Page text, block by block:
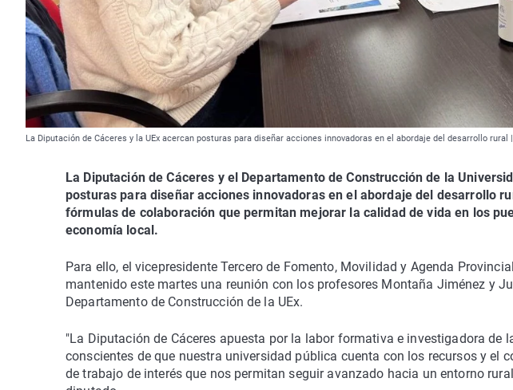
La Diputación de Cáceres y la UEx acercan posturas para diseñar acciones innovadoras en el abordaje del desarrollo rural
La Diputación de Cáceres y el Departamento de Construcción de la
posturas para diseñar acciones innovadoras en el abordaje del desarrollo
fórmulas de colaboración que permitan mejorar la calidad de vida en los
economía local.
Para ello, el vicepresidente Tercero de Fomento, Movilidad y Agenda
mantenido este martes una reunión con los profesores Montaña Jiménez y
Departamento de Construcción de la UEx.
"La Diputación de Cáceres apuesta por la labor formativa e investigadora de
conscientes de que nuestra universidad pública cuenta con los recursos y el
de trabajo de interés que nos permitan seguir avanzado hacia un entorno